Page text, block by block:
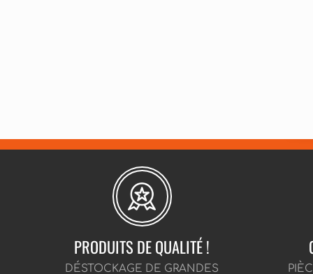
PRODUITS DE QUALITÉ !
DÉSTOCKAGE DE GRANDES